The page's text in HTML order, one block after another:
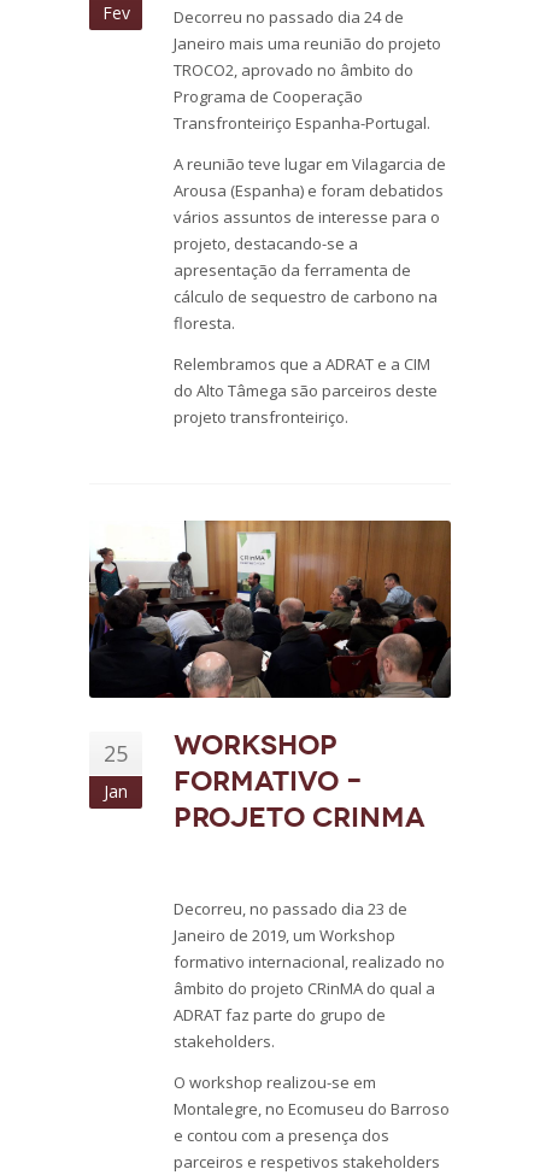
Fev
Decorreu no passado dia 24 de
Janeiro mais uma reunião do projeto
TROCO2, aprovado no âmbito do
Programa de Cooperação
Transfronteiriço Espanha-Portugal.
A reunião teve lugar em Vilagarcia de
Arousa (Espanha) e foram debatidos
vários assuntos de interesse para o
projeto, destacando-se a
apresentação da ferramenta de
cálculo de sequestro de carbono na
floresta.
Relembramos que a ADRAT e a CIM
do Alto Tâmega são parceiros deste
projeto transfronteiriço.
25
Jan
Workshop
formativo –
Projeto CRinMA
Decorreu, no passado dia 23 de
Janeiro de 2019, um Workshop
formativo internacional, realizado no
âmbito do projeto CRinMA do qual a
ADRAT faz parte do grupo de
stakeholders.
O workshop realizou-se em
Montalegre, no Ecomuseu do Barroso
e contou com a presença dos
parceiros e respetivos stakeholders